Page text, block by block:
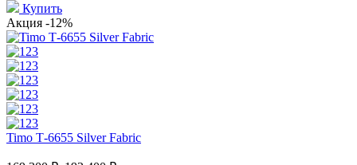
Купить
Акция -12%
Timo Т-6655 Silver Fabric